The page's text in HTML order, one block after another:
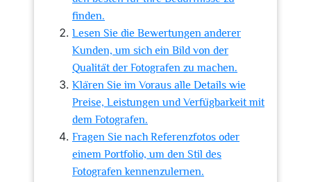
finden.
Lesen Sie die Bewertungen anderer
Kunden, um sich ein Bild von der
Qualität der Fotografen zu machen.
Klären Sie im Voraus alle Details wie
Preise, Leistungen und Verfügbarkeit mit
dem Fotografen.
Fragen Sie nach Referenzfotos oder
einem Portfolio, um den Stil des
Fotografen kennenzulernen.